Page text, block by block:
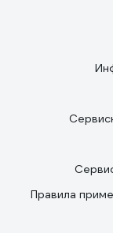
Правила